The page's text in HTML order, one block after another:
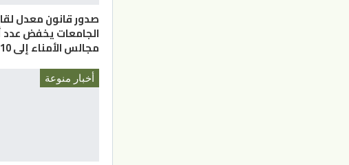
صدور قانون معدل
الجامعات يخفض عدد
مجالس الأمناء إلى 10
أخبار منوعة